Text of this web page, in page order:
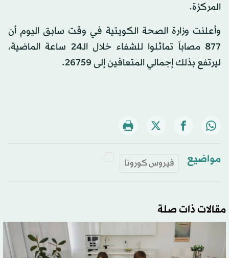
المركزة.
وأعلنت وزارة الصحة الكويتية في وقت سابق اليوم أن
877 مصاباً تماثلوا للشفاء خلال الـ24 ساعة الماضية،
ليرتفع بذلك إجمالي المتعافين إلى 26759.
مواضيع فيروس كورونا
مقالات ذات صلة